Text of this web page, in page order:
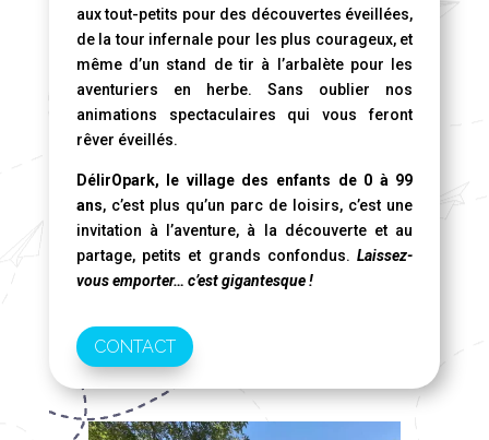
aux tout-petits pour des découvertes éveillées,
de la tour infernale pour les plus courageux, et
même d’un stand de tir à l’arbalète pour les
aventuriers en herbe. Sans oublier nos
animations spectaculaires qui vous feront
rêver éveillés.
DélirOpark, le village des enfants de 0 à 99
ans, c’est plus qu’un parc de loisirs, c’est une
invitation à l’aventure, à la découverte et au
partage, petits et grands confondus.Laissez-
vous emporter… c’est gigantesque !
CONTACT